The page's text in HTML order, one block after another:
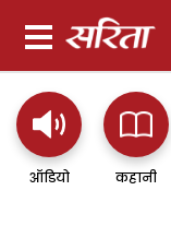
ऑडियो कहानी